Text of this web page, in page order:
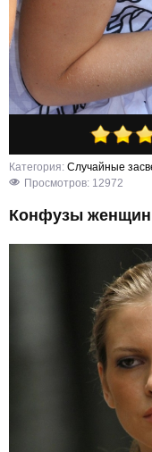
Категория: Случайные
Просмотров: 12972
Конфузы женщин